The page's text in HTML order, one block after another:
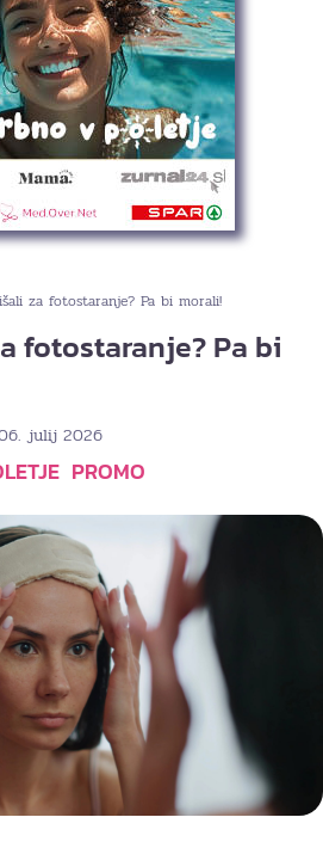
za fotostaranje? Pa bi morali!
fotostaranje? Pa bi
julij 2026
PROMO